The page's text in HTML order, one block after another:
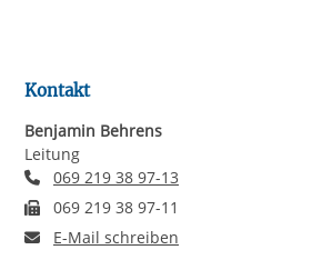
Kontakt
Benjamin Behrens
Leitung
Telefonnummer
069 219 38 97-13
Faxnummer
069 219 38 97-11
E-Mail an Benjamin Behrens
E-Mail schreiben